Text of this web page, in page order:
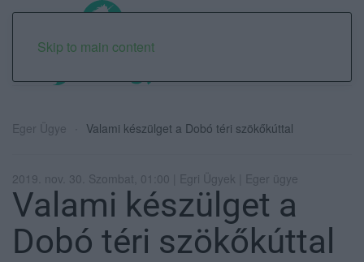
Skip to main content
Eger Ügye Valami készülget a Dobó téri szökőkúttal
2019. nov. 30. Szombat, 01:00 | Egri Ügyek | Eger ügye
Valami készülget a
Dobó téri szökőkúttal